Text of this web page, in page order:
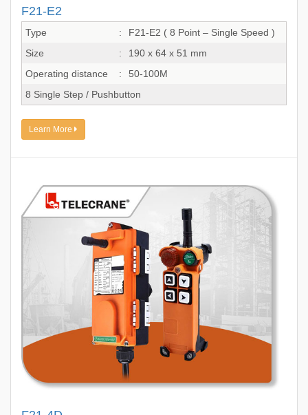
F21-E2
Type :
F21-E2 ( 8 Point – Single Speed )
Size
:
190 x 64 x 51 mm
Operating distance
:
50-100M
8 Single Step / Pushbutton
Learn More